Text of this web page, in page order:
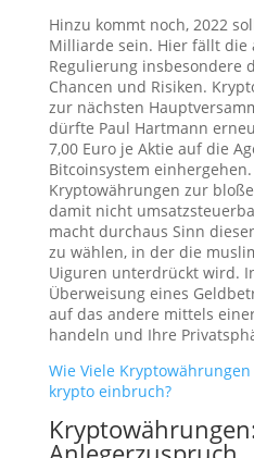
Hinzu kommt noch, 2022
Milliarde sein. Hier fällt die
Regulierung insbesondere
Chancen und Risiken.
zur nächsten
dürfte Paul Hartmann
7,00 Euro je Aktie auf die
Bitcoinsystem
Kryptowährungen zur
damit nicht
macht durchaus Sinn
zu wählen, in der die
Uiguren unterdrückt wird.
Überweisung eines
auf das andere mittels
handeln und Ihre
Wie Viele
krypto einbruch?